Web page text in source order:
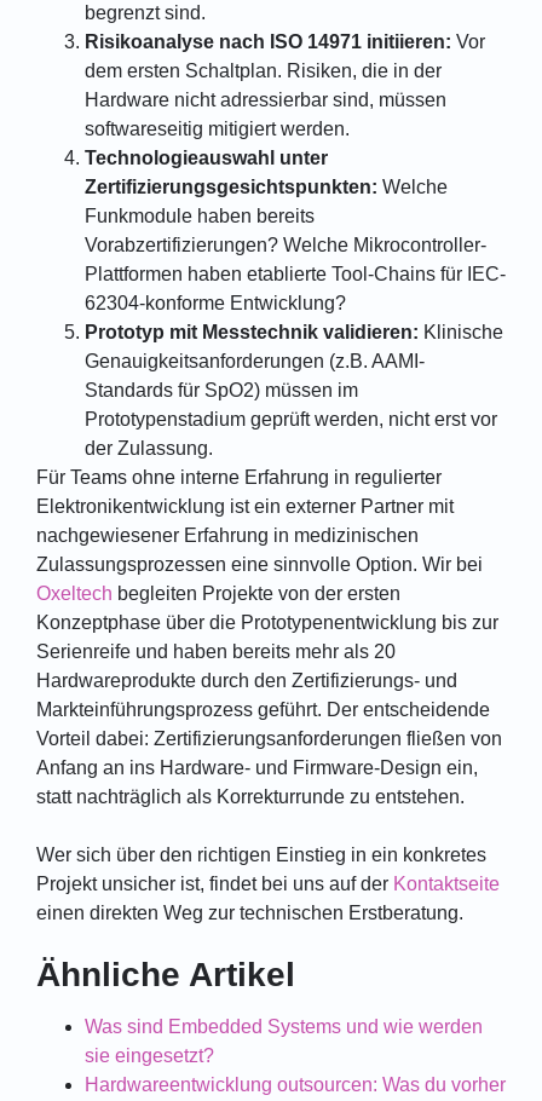
begrenzt sind.
Risikoanalyse nach ISO 14971 initiieren: Vor
dem ersten Schaltplan. Risiken, die in der
Hardware nicht adressierbar sind, müssen
softwareseitig mitigiert werden.
Technologieauswahl unter
Zertifizierungsgesichtspunkten: Welche
Funkmodule haben bereits
Vorabzertifizierungen? Welche Mikrocontroller-
Plattformen haben etablierte Tool-Chains für IEC-
62304-konforme Entwicklung?
Prototyp mit Messtechnik validieren: Klinische
Genauigkeitsanforderungen (z.B. AAMI-
Standards für SpO2) müssen im
Prototypenstadium geprüft werden, nicht erst vor
der Zulassung.
Für Teams ohne interne Erfahrung in regulierter
Elektronikentwicklung ist ein externer Partner mit
nachgewiesener Erfahrung in medizinischen
Zulassungsprozessen eine sinnvolle Option. Wir bei
Oxeltech begleiten Projekte von der ersten
Konzeptphase über die Prototypenentwicklung bis zur
Serienreife und haben bereits mehr als 20
Hardwareprodukte durch den Zertifizierungs- und
Markteinführungsprozess geführt. Der entscheidende
Vorteil dabei: Zertifizierungsanforderungen fließen von
Anfang an ins Hardware- und Firmware-Design ein,
statt nachträglich als Korrekturrunde zu entstehen.
Wer sich über den richtigen Einstieg in ein konkretes
Projekt unsicher ist, findet bei uns auf der Kontaktseite
einen direkten Weg zur technischen Erstberatung.
Ähnliche Artikel
Was sind Embedded Systems und wie werden
sie eingesetzt?
Hardwareentwicklung outsourcen: Was du vorher